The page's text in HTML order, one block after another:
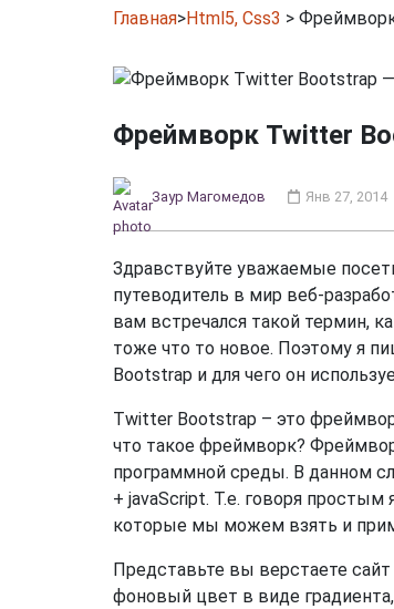
Главная>Html5, Css3 >
Фреймворк Twitter
Заур Магомедов Янв 27, 2014
Здравствуйте уважаемые
путеводитель в мир веб-
вам встречался такой термин,
тоже что то новое. Поэтому я
Bootstrap и для чего он
Twitter Bootstrap – это
что такое фреймворк?
программной среды. В данном
+ javaScript. Т.е. говоря
которые мы можем взять и
Представьте вы верстаете
фоновый цвет в виде